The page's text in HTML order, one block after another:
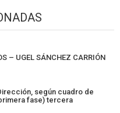
– UGEL SÁNCHEZ CARRIÓN
según cuadro de
fase) tercera